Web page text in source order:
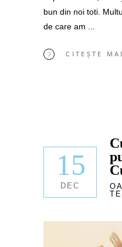
bun din noi toti.
de care am
CITEȘTE
15
DEC